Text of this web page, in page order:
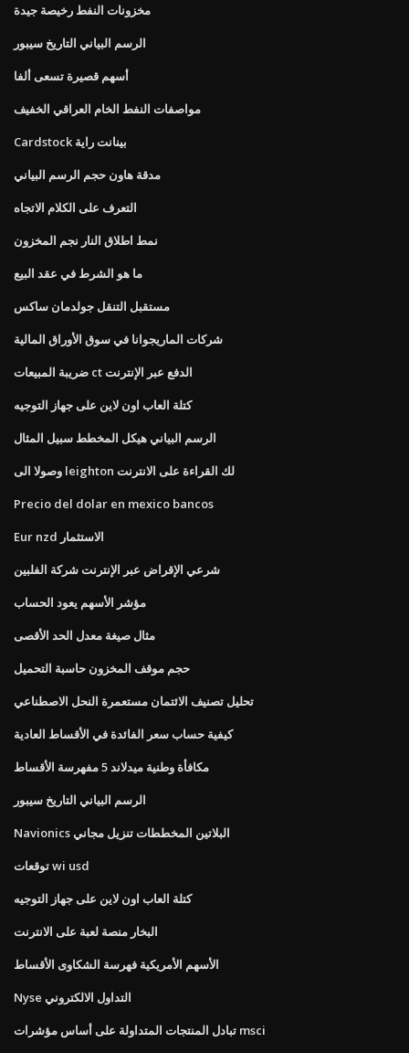
مخزونات النفط رخيصة جيدة
الرسم البياني التاريخ سيبور
أسهم قصيرة تسعى ألفا
مواصفات النفط الخام العراقي الخفيف
Cardstock بينانت راية
مدقة هاون حجم الرسم البياني
التعرف على الكلام الاتجاه
نمط اطلاق النار نجم المخزون
ما هو الشرط في عقد البيع
مستقبل التنقل جولدمان ساكس
شركات الماريجوانا في سوق الأوراق المالية
ضريبة المبيعات ct الدفع عبر الإنترنت
كتلة العاب اون لاين على جهاز التوجيه
الرسم البياني هيكل المخطط سبيل المثال
وصولا الى leighton لك القراءة على الانترنت
Precio del dolar en mexico bancos
Eur nzd الاستثمار
شرعي الإقراض عبر الإنترنت شركة الفلبين
مؤشر الأسهم يعود الحساب
مثال صيغة معدل الحد الأقصى
حجم موقف المخزون حاسبة التحميل
تحليل تصنيف الائتمان مستعمرة النحل الاصطناعي
كيفية حساب سعر الفائدة في الأقساط العادية
مكافأة وطنية ميدلاند 5 مفهرسة الأقساط
الرسم البياني التاريخ سيبور
Navionics البلاتين المخططات تنزيل مجاني
توقعات wi usd
كتلة العاب اون لاين على جهاز التوجيه
البخار منصة لعبة على الانترنت
الأسهم الأمريكية فهرسة الشكاوى الأقساط
Nyse التداول الالكتروني
تبادل المنتجات المتداولة على أساس مؤشرات msci